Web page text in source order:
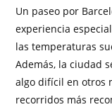
Un paseo por
experiencia
las temperaturas
Además, la ciudad
algo difícil en otros
recorridos más